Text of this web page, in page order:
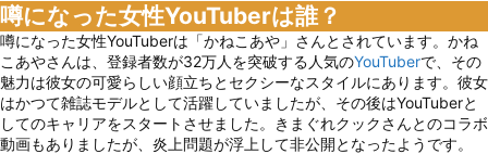
噂になった女性YouTuberは誰？
噂になった女性YouTuberは「かねこあや」さんとされています。かね
こあやさんは、登録者数が32万人を突破する人気のYouTuberで、その
魅力は彼女の可愛らしい顔立ちとセクシーなスタイルにあります。彼女
はかつて雑誌モデルとして活躍していましたが、その後はYouTuberと
してのキャリアをスタートさせました。きまぐれクックさんとのコラボ
動画もありましたが、炎上問題が浮上して非公開となったようです。